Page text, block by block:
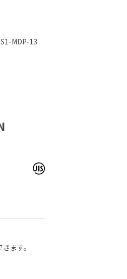
MDP-13
ます。